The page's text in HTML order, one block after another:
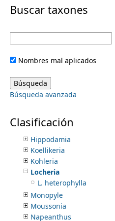
i
m
r
y
t
n
u
Buscar taxones
Nombres mal aplicados
Búsqueda avanzada
Clasificación
Codonanthe
Columnea
Drymonia
Eucodonia
Gasteranthus
Glossoloma
Gloxinia
Hippodamia
Koellikeria
Kohleria
Locheria
L. heterophylla
Monopyle
Moussonia
Napeanthus